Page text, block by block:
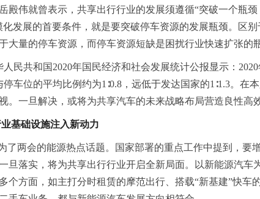
殿伟就曾表示，共享出行行业的发展须遵循“突破一个瓶
发展的首要条件，就是要突破停车资源的发展瓶颈。区
大量的停车资源，而停车资源短缺是困扰行业快速扩张的
民共和国2020年国民经济和社会发展统计公报显示：
车位的平均比例约为1∶0.8，远低于发达国家的1∶1.3。在
。一旦解决，或将为共享汽车的未来战略布局营造良性高
基础设施注入新动力
了两会的能源热点话题。国家部署的重点工作中提到，要
旦落实，将为共享出行行业开启全新局面。以新能源汽车
个方面，如主打分时租赁的摩范出行、搭载“新基建”快车